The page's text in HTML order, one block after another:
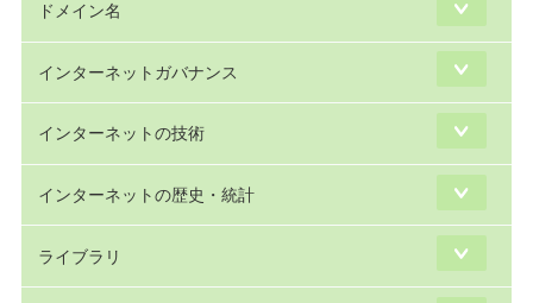
ドメイン名
インターネットガバナンス
インターネットの技術
インターネットの歴史・統計
ライブラリ